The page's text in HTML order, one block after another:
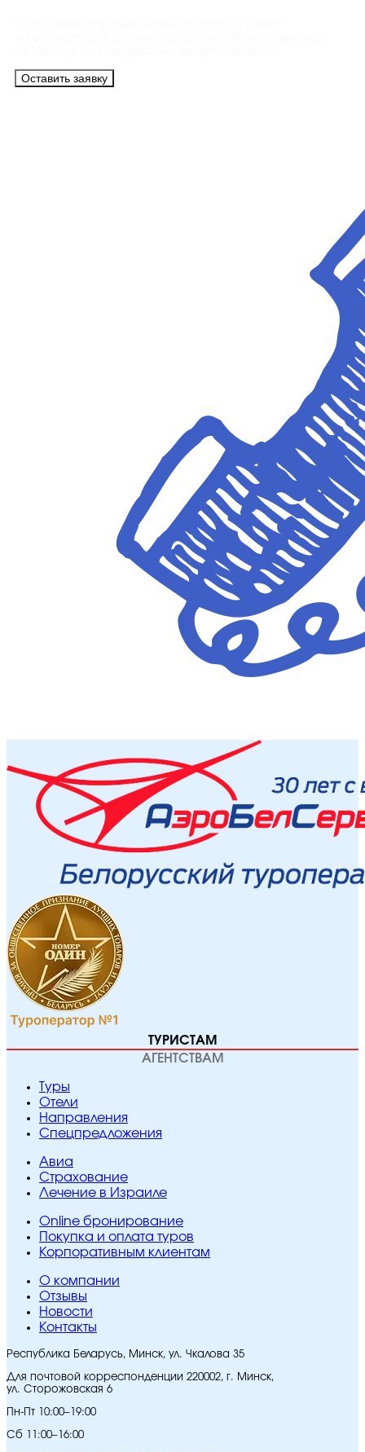
Оставить заявку
ТУРИСТАМ
АГЕНТСТВАМ
Туры
Отели
Направления
Спецпредложения
Авиа
Страхование
Лечение в Израиле
Online бронирование
Покупка и оплата туров
Корпоративным клиентам
O компании
Отзывы
Новости
Контакты
Республика Беларусь, Минск, ул. Чкалова 35
Для почтовой корреспонденции 220002, г. Минск,
ул. Сторожовская 6
Пн-Пт 10:00–19:00
Сб 11:00–16:00